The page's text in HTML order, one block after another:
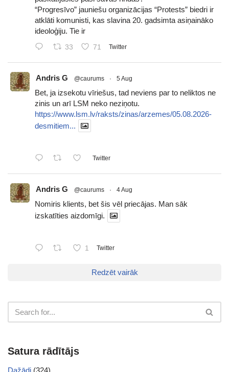
“Progresīvo” jauniešu organizācijas “Protests” biedri ir
atklāti komunisti, kas slavina 20. gadsimta asiņaināko
ideoloģiju. Tie ir
33 71 Twitter
Andris G @caurums · 5 Aug
Bet, ja izsekotu vīriešus, tad neviens par to neliktos ne
zinis un arī LSM neko neziņotu.
https://www.lsm.lv/raksts/zinas/arzemes/05.08.2026-
desmitiem...
Twitter
Andris G @caurums · 4 Aug
Nomiris klients, bet šis vēl priecājas. Man sāk
izskatīties aizdomīgi.
1 Twitter
Redzēt vairāk
Satura rādītājs
Dažādi (324)